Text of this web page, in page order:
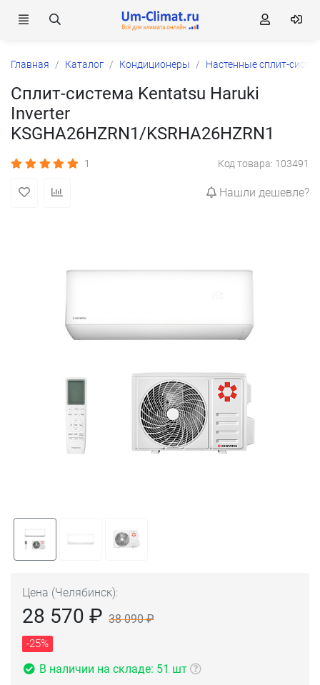
Главная Каталог Кондиционеры Настенные сплит-
Сплит-система Kentatsu Haruki
Inverter
KSGHA26HZRN1/KSRHA26HZRN1
1 Код товара: 103491
Нашли дешевле?
Цена (Челябинск):
28 570 ₽ 38 090 ₽
-25%
В наличии на складе: 51 шт